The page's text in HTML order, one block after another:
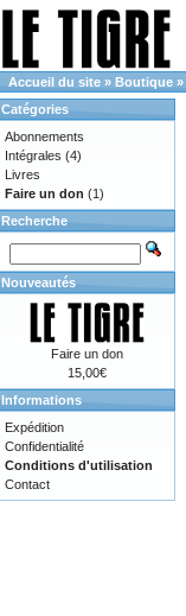
Accueil du site » Boutique »
Catégories
Abonnements
Intégrales (4)
Livres
Faire un don (1)
Recherche
Nouveautés
Faire un don
15,00€
Informations
Expédition
Confidentialité
Conditions d'utilisation
Contact